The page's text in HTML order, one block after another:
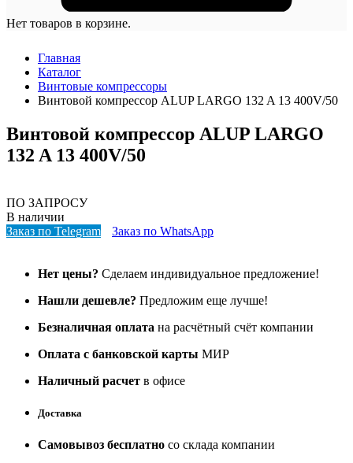
Нет товаров в корзине.
Главная
Каталог
Винтовые компрессоры
Винтовой компрессор ALUP LARGO 132 A 13 400V/50
Винтовой компрессор ALUP LARGO
132 A 13 400V/50
ПО ЗАПРОСУ
В наличии
Заказ по Telegram
Заказ по WhatsApp
Нет цены? Сделаем индивидуальное предложение!
Нашли дешевле? Предложим еще лучше!
Безналичная оплата на расчётный счёт компании
Оплата с банковской карты МИР
Наличный расчет в офисе
Доставка
Самовывоз бесплатно со склада компании